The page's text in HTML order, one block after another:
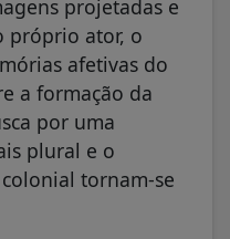
projetadas e
próprio ator, o
afetivas do
a formação da
por uma
plural e o
tornam-se